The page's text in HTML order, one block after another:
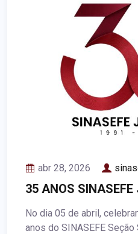
abr 28, 2026
35 ANOS
No dia 05 de abril,
anos do SINASEFE Seção